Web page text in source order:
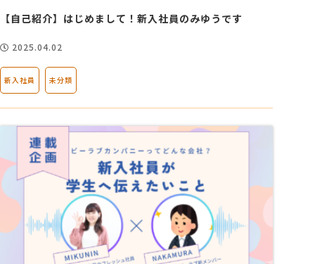
【自己紹介】はじめまして！新入社員のみゆうです
2025.04.02
新入社員 未分類